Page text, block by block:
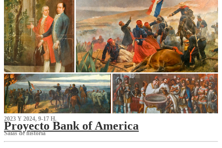
2023 Y 2024, 9-17 H.
Proyecto Bank of America
S‌alas de historia